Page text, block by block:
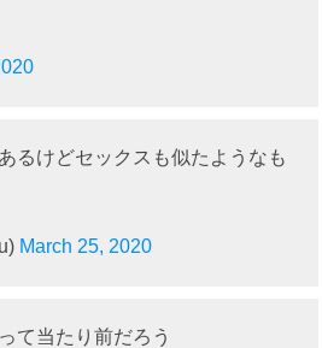
るけどセックスも似たようなも
March 25, 2020
て当たり前だろう